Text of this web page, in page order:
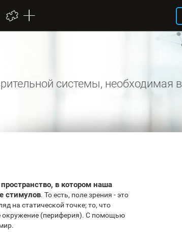
системы, необходимая в
пространство, в котором наша
стимулов. То есть, поле зрения - это
на статической точке; то, что
окружение (периферия). С помощью